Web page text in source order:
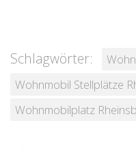
Schlagwörter:
Wohnmobil Stellplätze
Wohnmobilplatz